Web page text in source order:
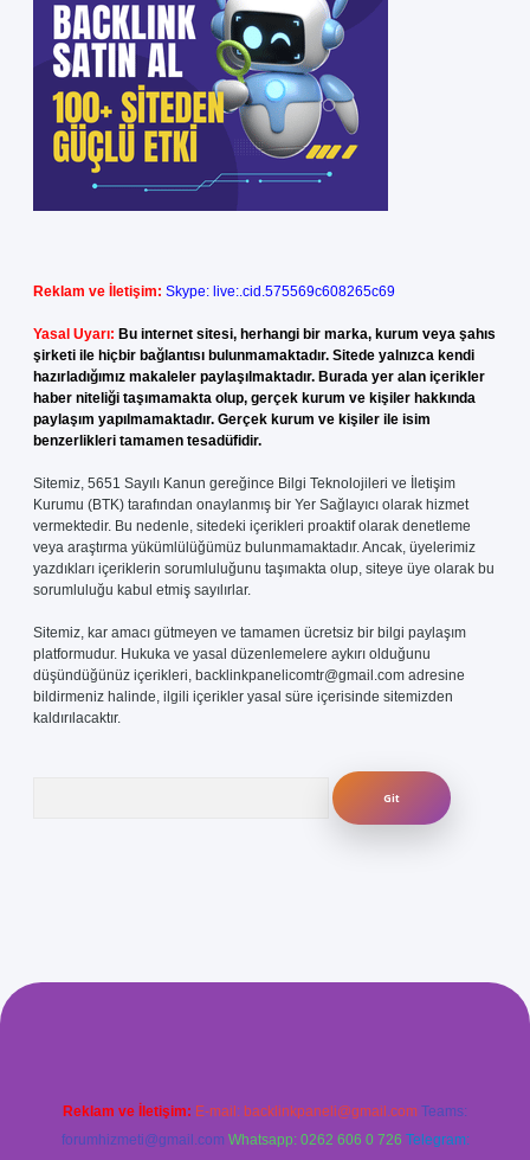
Reklam ve İletişim: Skype: live:.cid.575569c608265c69
Yasal Uyarı: Bu internet sitesi, herhangi bir marka, kurum veya şahıs
şirketi ile hiçbir bağlantısı bulunmamaktadır. Sitede yalnızca kendi
hazırladığımız makaleler paylaşılmaktadır. Burada yer alan içerikler
haber niteliği taşımamakta olup, gerçek kurum ve kişiler hakkında
paylaşım yapılmamaktadır. Gerçek kurum ve kişiler ile isim
benzerlikleri tamamen tesadüfidir.
Sitemiz, 5651 Sayılı Kanun gereğince Bilgi Teknolojileri ve İletişim
Kurumu (BTK) tarafından onaylanmış bir Yer Sağlayıcı olarak hizmet
vermektedir. Bu nedenle, sitedeki içerikleri proaktif olarak denetleme
veya araştırma yükümlülüğümüz bulunmamaktadır. Ancak, üyelerimiz
yazdıkları içeriklerin sorumluluğunu taşımakta olup, siteye üye olarak bu
sorumluluğu kabul etmiş sayılırlar.
Sitemiz, kar amacı gütmeyen ve tamamen ücretsiz bir bilgi paylaşım
platformudur. Hukuka ve yasal düzenlemelere aykırı olduğunu
düşündüğünüz içerikleri, backlinkpanelicomtr@gmail.com adresine
bildirmeniz halinde, ilgili içerikler yasal süre içerisinde sitemizden
kaldırılacaktır.
Reklam ve İletişim: E-mail: backlinkpaneli@gmail.com Teams:
forumhizmeti@gmail.com Whatsapp: 0262 606 0 726 Telegram: